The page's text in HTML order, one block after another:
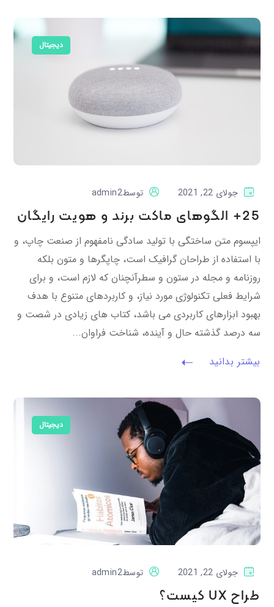
دیجیتال
جولای 22, 2021 توسطadmin2
25+ الگوهای ماکت برند و هویت رایگان
ایپسوم متن ساختگی با تولید سادگی نامفهوم از صنعت چاپ، و
با استفاده از طراحان گرافیک است، چاپگرها و متون بلکه
روزنامه و مجله در ستون و سطرآنچنان که لازم است، و برای
شرایط فعلی تکنولوژی مورد نیاز، و کاربردهای متنوع با هدف
بهبود ابزارهای کاربردی می باشد، کتاب های زیادی در شصت و
سه درصد گذشته حال و آینده، شناخت فراوان...
بیشتر بدانید
دیجیتال
جولای 22, 2021 توسطadmin2
طراح UX کیست؟